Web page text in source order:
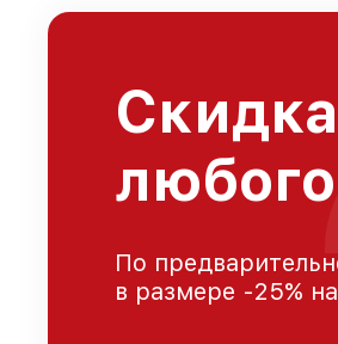
По
в размере -25%